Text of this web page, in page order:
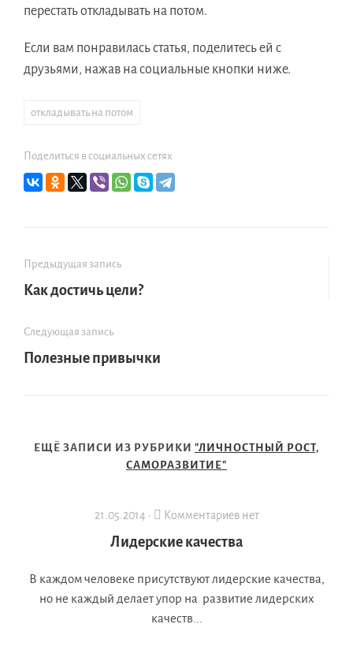
перестать откладывать на потом.
Если вам понравилась статья, поделитесь ей с
друзьями, нажав на социальные кнопки ниже.
откладывать на потом
Поделиться в социальных сетях
Предыдущая запись
Как достичь цели?
Следующая запись
Полезные привычки
ЕЩЁ ЗАПИСИ ИЗ РУБРИКИ "ЛИЧНОСТНЫЙ РОСТ,
САМОРАЗВИТИЕ"
21.05.2014 · Комментариев нет
Лидерские качества
В каждом человеке присутствуют лидерские качества,
но не каждый делает упор на развитие лидерских
качеств...